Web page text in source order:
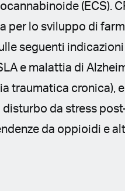
(ECS).
per lo sviluppo di
seguenti
e malattia di
traumatica cronica),
disturbo da stress
da oppioidi e